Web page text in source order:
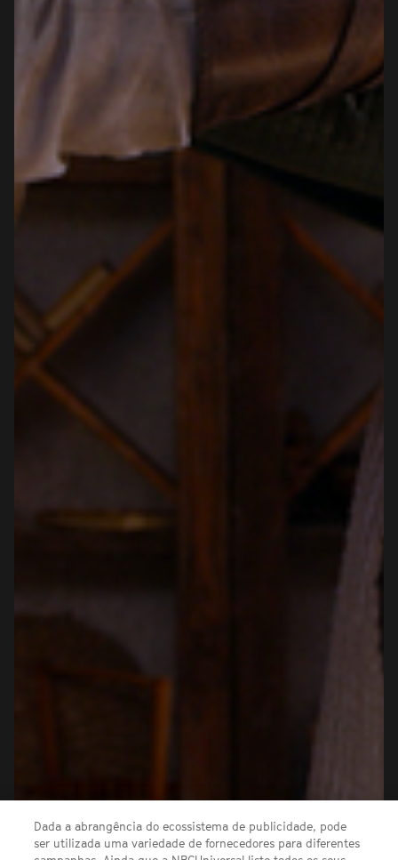
Dada a abrangência do ecossistema de publicidade, pode
ser utilizada uma variedade de fornecedores para diferentes